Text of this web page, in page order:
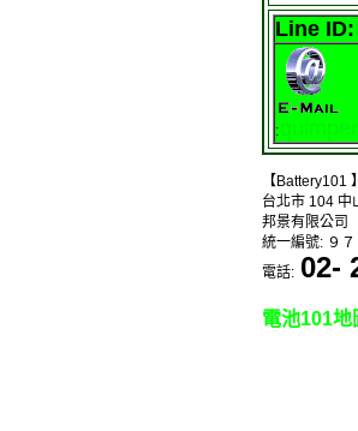
Line ID:
:
【Battery101
台北市 104 中
邦景有限公司
統一編號: ９
電話: 02-
電池101地